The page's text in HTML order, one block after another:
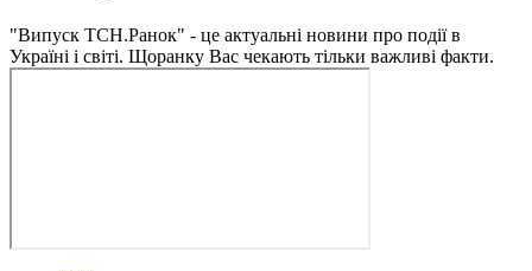
"Випуск ТСН.Ранок" - це актуальні новини про події в
Україні і світі. Щоранку Вас чекають тільки важливі факти.